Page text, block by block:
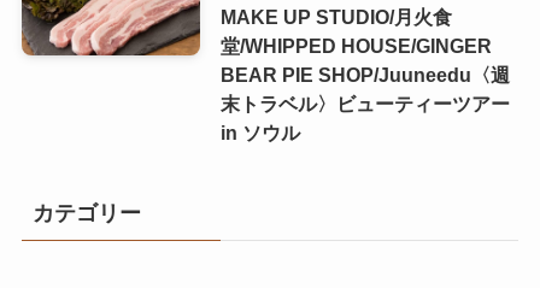
MAKE UP STUDIO/月火食
堂/WHIPPED HOUSE/GINGER
BEAR PIE SHOP/Juuneedu〈週
末トラベル〉ビューティーツアー
in ソウル
カテゴリー